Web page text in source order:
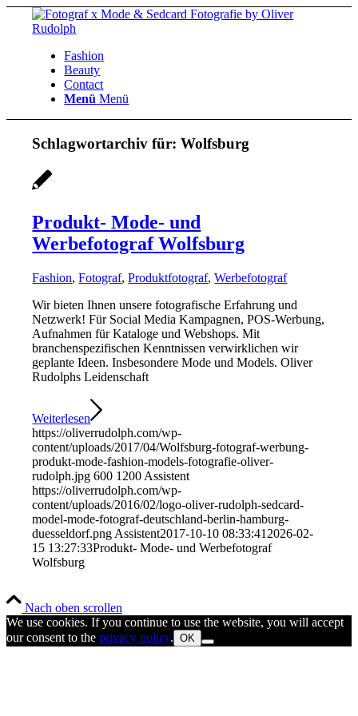
Fashion
Beauty
Contact
Menü Menü
Schlagwortarchiv für:Wolfsburg
Produkt- Mode- und
Werbefotograf Wolfsburg
Fashion,Fotograf,Produktfotograf,Werbefotograf
Wir bieten Ihnen unsere fotografische Erfahrung und
Netzwerk! Für Social Media Kampagnen, POS-Werbung,
Aufnahmen für Kataloge und Webshops. Mit
branchenspezifischen Kenntnissen verwirklichen wir
geplante Ideen. Insbesondere Mode und Models. Oliver
Rudolphs Leidenschaft
Weiterlesen
https://oliverrudolph.com/wp-
content/uploads/2017/04/Wolfsburg-fotograf-werbung-
produkt-mode-fashion-models-fotografie-oliver-
rudolph.jpg 600 1200 Assistent
https://oliverrudolph.com/wp-
content/uploads/2016/02/logo-oliver-rudolph-sedcard-
model-mode-fotograf-deutschland-berlin-hamburg-
duesseldorf.png Assistent2017-10-10 08:33:41 2026-02-
15 13:27:33Produkt- Mode- und Werbefotograf
Wolfsburg
Nach oben scrollen
We use cookies. If you continue to use the website, you will accept
our consent to the privacy policy. OK